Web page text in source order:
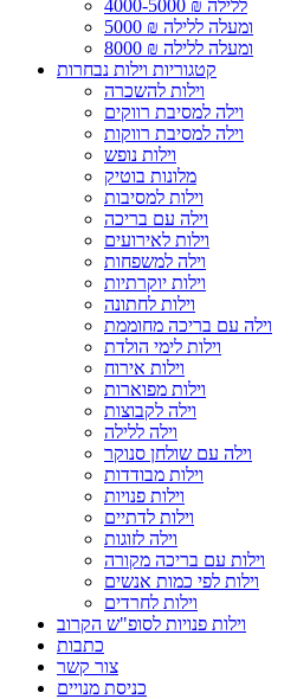
4000-5000 ₪ ללילה
5000 ₪ ומעלה ללילה
8000 ₪ ומעלה ללילה
קטגוריות וילות נבחרות
וילות להשכרה
וילה למסיבת רווקים
וילה למסיבת רווקות
וילות נופש
מלונות בוטיק
וילות למסיבות
וילה עם בריכה
וילות לאירועים
וילה למשפחות
וילות יוקרתיות
וילות לחתונה
וילה עם בריכה מחוממת
וילות לימי הולדת
וילות אירוח
וילות מפוארות
וילה לקבוצות
וילה ללילה
וילה עם שולחן סנוקר
וילות מבודדות
וילות פנויות
וילות לדתיים
וילה לזוגות
וילות עם בריכה מקורה
וילות לפי כמות אנשים
וילות לחרדים
וילות פנויות לסופ"ש הקרוב
כתבות
צור קשר
כניסת מנויים